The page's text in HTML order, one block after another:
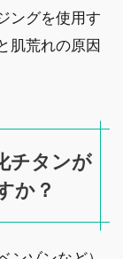
ングを使用す
肌荒れの原因
チタンが
か？